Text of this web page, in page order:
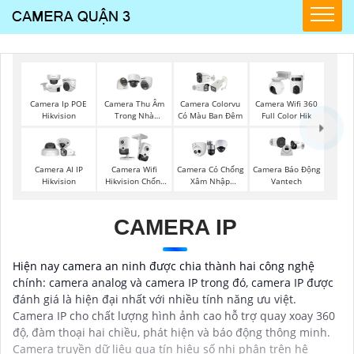
Camera Ip POE
Hikvision
Camera Thu Âm
Trong Nhà
Camera Colorvu
Có Màu Ban Đêm
Camera Wifi 360
Full Color Hik
Camera AI IP
Hikvision
Camera Wifi
Hikvision Chống
Camera Có Chống
Xâm Nhập
Camera Báo Động
Vantech
CAMERA IP
Hiện nay camera an ninh được chia thành hai công nghệ
chính: camera analog và camera IP trong đó, camera IP được
đánh giá là hiện đại nhất với nhiều tính năng ưu việt.
Camera IP cho chất lượng hình ảnh cao hỗ trợ quay xoay 360
độ, đàm thoại hai chiều, phát hiện và báo động thông minh.
Camera truyền dữ liệu qua tín hiệu số nhị phân trên hệ